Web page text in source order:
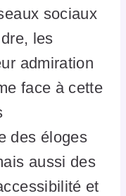
sociaux
les
admiration
face à cette
des éloges
aussi des
et